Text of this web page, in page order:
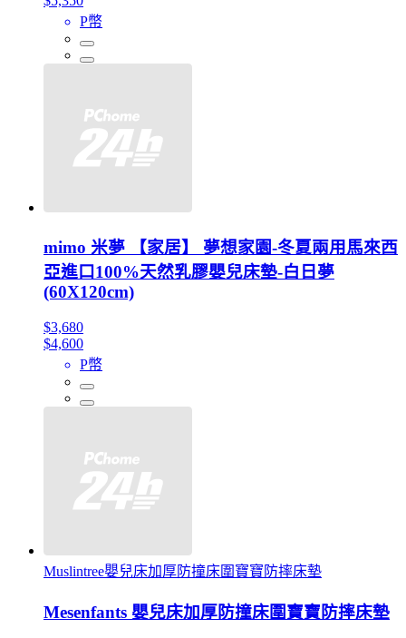
P幣
mimo 米夢 【家居】 夢想家園-冬夏兩用馬來西
亞進口100%天然乳膠嬰兒床墊-白日夢
(60X120cm)
$3,680
$4,600
P幣
Muslintree嬰兒床加厚防撞床圍寶寶防摔床墊
Mesenfants 嬰兒床加厚防撞床圍寶寶防摔床墊